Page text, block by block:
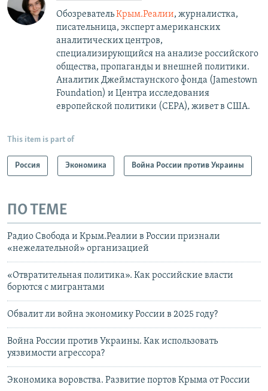
ОбозревательКрым.Реалии, журналистка,
писательница, эксперт американских
аналитических центров,
специализирующийся на анализе российского
общества, пропаганды и внешней политики.
Аналитик Джеймстаунского фонда (Jamestown
Foundation) и Центра исследования
европейской политики (CEPA), живет в США.
This item is part of
Россия Экономика Война России против Украины
ПО ТЕМЕ
Радио Свобода и Крым.Реалии в России признали
«нежелательной» организацией
«Отвратительная политика». Как российские власти
борются с мигрантами
Обвалит ли война экономику России в 2025 году?
Война России против Украины. Как использовать
уязвимости агрессора?
Экономика воровства. Развитие портов Крыма от России